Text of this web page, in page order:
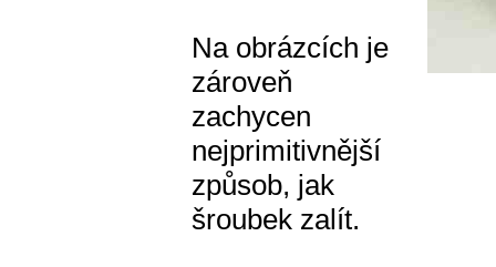
Na obrázcích je
zároveň
zachycen
nejprimitivnější
způsob, jak
šroubek zalít.